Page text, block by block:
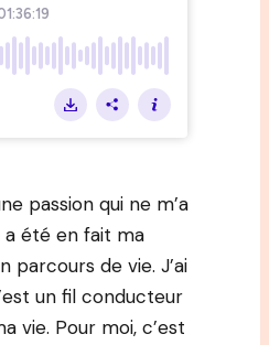
passion qui ne m’a
a été en fait ma
parcours de vie. J’ai
un fil conducteur
vie. Pour moi, c’est